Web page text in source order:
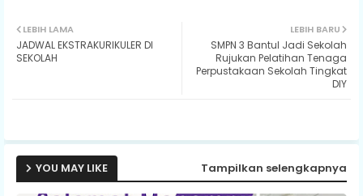
ats
LEBIH BARU
SMPN 3 Bantul Jadi Sekolah
Rujukan Pelatihan Tenaga
Perpustakaan Sekolah Tingkat
DIY
LEBIH LAMA
JADWAL EKSTRAKURIKULER DI
SEKOLAH
YOU MAY LIKE Tampilkan selengkapnya